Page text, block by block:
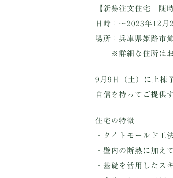
【新築注文住宅 随
日時：～2023年12
場所：兵庫県姫路市
※詳細な住所はお
9月9日（土）に上棟
自信を持ってご提供
住宅の特徴
・タイトモールド工
・壁内の断熱に加え
・基礎を活用したス